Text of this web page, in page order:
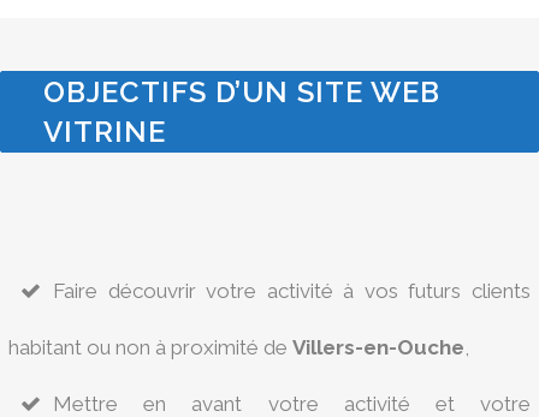
OBJECTIFS D’UN SITE WEB
VITRINE
Faire découvrir votre activité à vos futurs clients
habitant ou non à proximité de Villers-en-Ouche,
Mettre en avant votre activité et votre